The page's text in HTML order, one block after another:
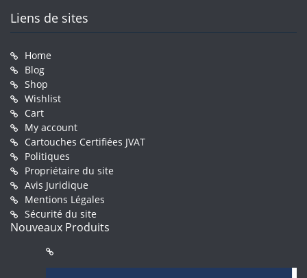
Liens de sites
Home
Blog
Shop
Wishlist
Cart
My account
Cartouches Certifiées JVAT
Politiques
Propriétaire du site
Avis Juridique
Mentions Légales
Sécurité du site
Nouveaux Produits